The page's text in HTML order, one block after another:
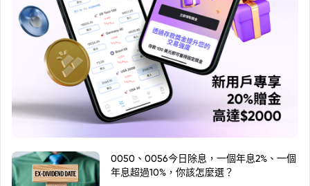
0050、0056今日除息，一個年息2%、一個
年息超過10%，你該怎麼選？